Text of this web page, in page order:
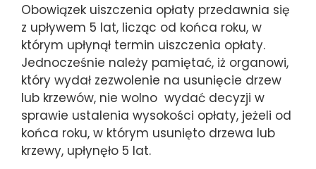
Obowiązek uiszczenia opłaty przedawnia się
z upływem 5 lat, licząc od końca roku, w
którym upłynął termin uiszczenia opłaty.
Jednocześnie należy pamiętać, iż organowi,
który wydał zezwolenie na usunięcie drzew
lub krzewów, nie wolno wydać decyzji w
sprawie ustalenia wysokości opłaty, jeżeli od
końca roku, w którym usunięto drzewa lub
krzewy, upłynęło 5 lat.